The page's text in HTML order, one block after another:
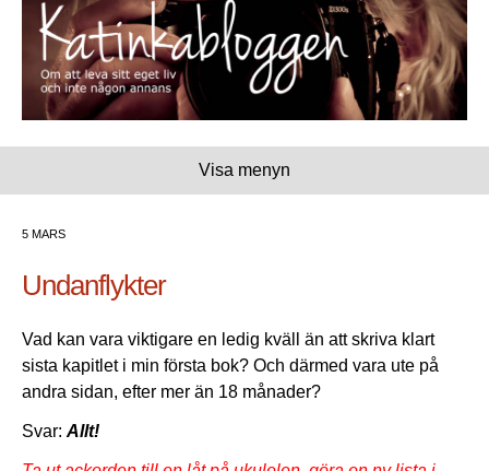
Visa menyn
5 MARS
Undanflykter
Vad kan vara viktigare en ledig kväll än att skriva klart
sista kapitlet i min första bok? Och därmed vara ute på
andra sidan, efter mer än 18 månader?
Svar: Allt!